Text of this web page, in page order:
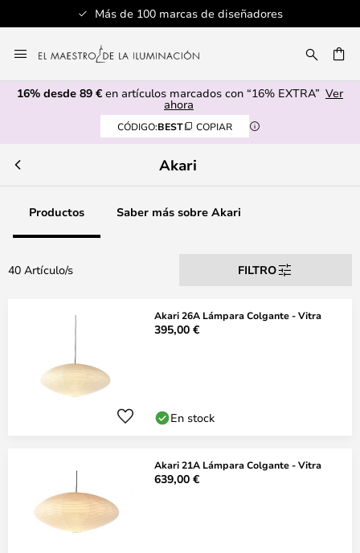
Más de 100 marcas de diseñadores
al
contenido
16% desde 89 € en artículos marcados con “16% EXTRA” Ver
ahora
CÓDIGO:BEST COPIAR
Akari
Productos Saber más sobre Akari
40 Artículo/s FILTRO
Akari 26A Lámpara Colgante - Vitra
395,00 €
En stock
Akari 21A Lámpara Colgante - Vitra
639,00 €